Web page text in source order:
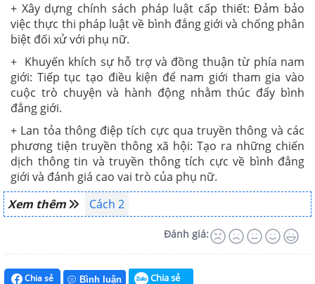
+ Xây dựng chính sách pháp luật cấp thiết: Đảm bảo
việc thực thi pháp luật về bình đẳng giới và chống phân
biệt đối xử với phụ nữ.
+ Khuyến khích sự hỗ trợ và đồng thuận từ phía nam
giới: Tiếp tục tạo điều kiện để nam giới tham gia vào
cuộc trò chuyện và hành động nhằm thúc đẩy bình
đẳng giới.
+ Lan tỏa thông điệp tích cực qua truyền thông và các
phương tiện truyền thông xã hội: Tạo ra những chiến
dịch thông tin và truyền thông tích cực về bình đẳng
giới và đánh giá cao vai trò của phụ nữ.
Xem thêm
Cách 2
Đánh giá:
Chia sẻ Bình luận Chia sẻ